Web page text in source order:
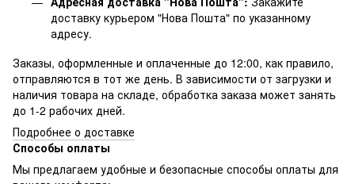
доставку курьером "Нова Пошта" по указанному
адресу.
Заказы, оформленные и оплаченные до 12:00, как правило,
отправляются в тот же день. В зависимости от загрузки и
наличия товара на складе, обработка заказа может занять
до 1-2 рабочих дней.
Подробнее о доставке
Способы оплаты
Мы предлагаем удобные и безопасные способы оплаты для